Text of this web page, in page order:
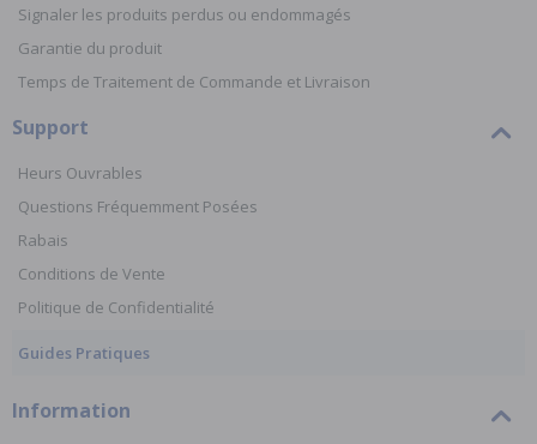
Signaler les produits perdus ou endommagés
Garantie du produit
Temps de Traitement de Commande et Livraison
Support
Heurs Ouvrables
Questions Fréquemment Posées
Rabais
Conditions de Vente
Politique de Confidentialité
Guides Pratiques
Information